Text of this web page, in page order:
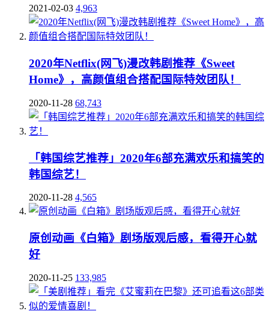
2021-02-03 4,963
2020年Netflix(网飞)漫改韩剧推荐《Sweet
Home》，高颜值组合搭配国际特效团队！
2020-11-28 68,743
「韩国综艺推荐」2020年6部充满欢乐和搞笑的
韩国综艺！
2020-11-28 4,565
原创动画《白箱》剧场版观后感，看得开心就
好
2020-11-25 133,985